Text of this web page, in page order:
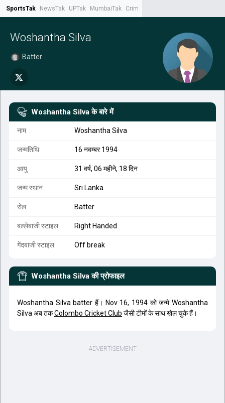
SportsTak NewsTak UPTak MumbaiTak CrimeTak
Woshantha Silva
Batter
Woshantha Silva के बारे में
नाम Woshantha Silva
जन्मतिथि 16 नवम्बर 1994
आयु 31 वर्ष, 06 महीने, 18 दिन
जन्म स्थान Sri Lanka
रोल Batter
बल्लेबाजी स्टाइल Right Handed
गेंदबाजी स्टाइल Off break
Woshantha Silva की प्रोफाइल
Woshantha Silva batter हैं। Nov 16, 1994 को जन्मे Woshantha
Silva अब तकColombo Cricket Club जैसी टीमों के साथ खेल चुके हैं।